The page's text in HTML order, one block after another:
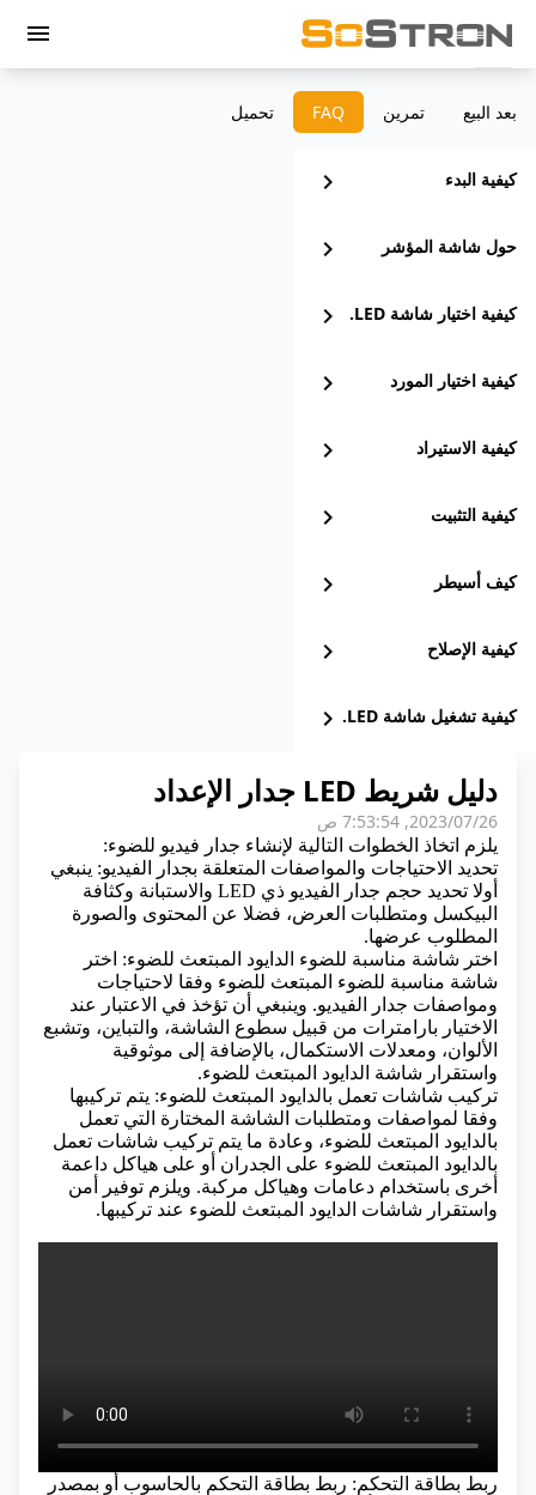
menu
بعد البيع تمرين ‫FAQ تحميل
كيفية البدء chevron_right
حول شاشة المؤشر chevron_right
كيفية اختيار شاشة LED. chevron_right
كيفية اختيار المورد chevron_right
كيفية الاستيراد chevron_right
كيفية التثبيت chevron_right
كيف أسيطر chevron_right
كيفية الإصلاح chevron_right
كيفية تشغيل شاشة LED. chevron_right
دليل شريط LED جدار الإعداد
26‏/07‏/2023, 7:53:54 ص
يلزم اتخاذ الخطوات التالية لإنشاء جدار فيديو للضوء:
تحديد الاحتياجات والمواصفات المتعلقة بجدار الفيديو: ينبغي
أولا تحديد حجم جدار الفيديو ذي LED والاستبانة وكثافة
البيكسل ومتطلبات العرض، فضلا عن المحتوى والصورة
المطلوب عرضها.
اختر شاشة مناسبة للضوء الدايود المبتعث للضوء: اختر
شاشة مناسبة للضوء المبتعث للضوء وفقا لاحتياجات
ومواصفات جدار الفيديو. وينبغي أن تؤخذ في الاعتبار عند
الاختيار بارامترات من قبيل سطوع الشاشة، والتباين، وتشبع
الألوان، ومعدلات الاستكمال، بالإضافة إلى موثوقية
واستقرار شاشة الدايود المبتعث للضوء.
تركيب شاشات تعمل بالدايود المبتعث للضوء: يتم تركيبها
وفقا لمواصفات ومتطلبات الشاشة المختارة التي تعمل
بالدايود المبتعث للضوء، وعادة ما يتم تركيب شاشات تعمل
بالدايود المبتعث للضوء على الجدران أو على هياكل داعمة
أخرى باستخدام دعامات وهياكل مركبة. ويلزم توفير أمن
واستقرار شاشات الدايود المبتعث للضوء عند تركيبها.
ربط بطاقة التحكم: ربط بطاقة التحكم بالحاسوب أو بمصدر